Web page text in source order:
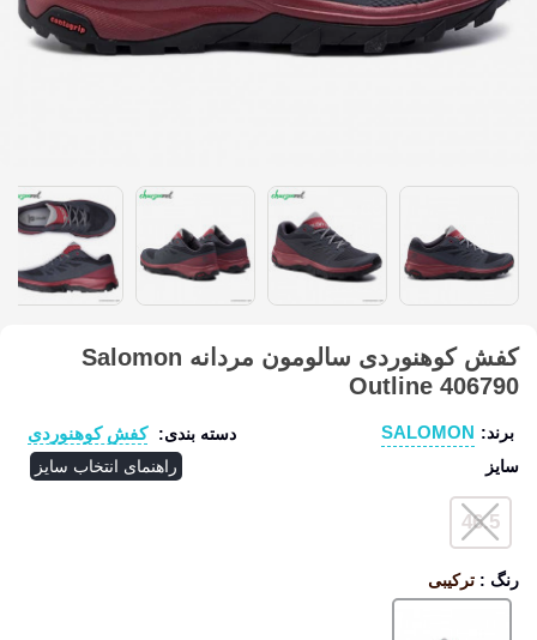
کفش کوهنوردی سالومون مردانه Salomon
Outline 406790
برند: SALOMON دسته بندی: کفش کوهنوردی
سایز راهنمای انتخاب سایز
46.5
رنگ : ترکیبی